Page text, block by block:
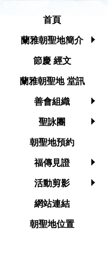
首頁
蘭雅朝聖地簡介
節慶 經文
蘭雅朝聖地 堂訊
善會組織
聖詠團
朝聖地預約
福傳見證
活動剪影
網站連結
朝聖地位置